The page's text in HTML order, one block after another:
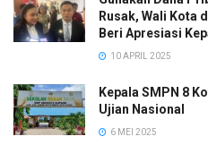
Rusak, Wali Kota
Beri Apresiasi
10 APRIL 2025
Kepala SMPN 8
Ujian Nasional
6 MEI 2025